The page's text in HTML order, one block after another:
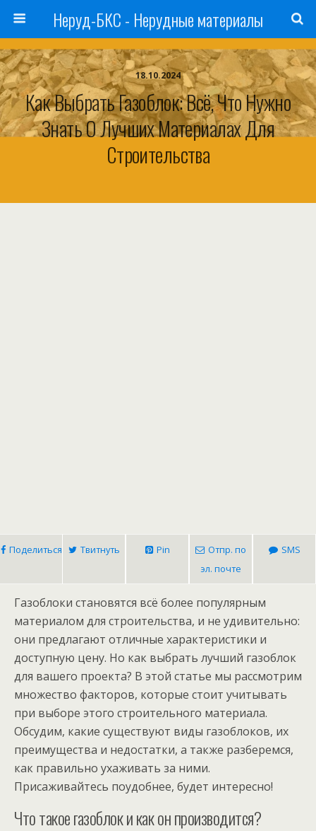
Неруд-БКС - Нерудные материалы
18.10.2024
Как Выбрать Газоблок: Всё, Что Нужно
Знать О Лучших Материалах Для
Строительства
Поделиться Твитнуть Pin
Отпр. по
эл. почте
SMS
Газоблоки становятся всё более популярным
материалом для строительства, и не удивительно:
они предлагают отличные характеристики и
доступную цену. Но как выбрать лучший газоблок
для вашего проекта? В этой статье мы рассмотрим
множество факторов, которые стоит учитывать
при выборе этого строительного материала.
Обсудим, какие существуют виды газоблоков, их
преимущества и недостатки, а также разберемся,
как правильно ухаживать за ними.
Присаживайтесь поудобнее, будет интересно!
Что такое газоблок и как он производится?